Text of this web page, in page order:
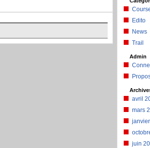
Edito
News
Trail
Admin
avril
mars
juin